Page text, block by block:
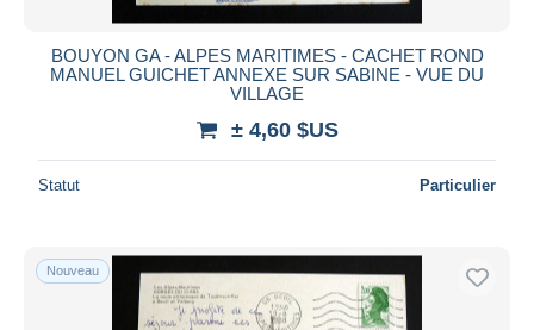
BOUYON GA - ALPES MARITIMES - CACHET ROND
MANUEL GUICHET ANNEXE SUR SABINE - VUE DU
VILLAGE
± 4,60 $US
Statut Particulier
Nouveau